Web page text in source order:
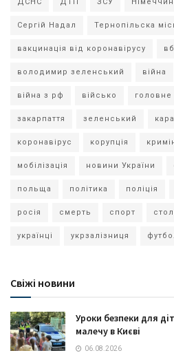
Сергій Надал Тернопільска
вакцинація від коронавірусу
володимир зеленський війна
війна з рф військо головне
закарпаття зеленський
коронавірус корупція
мобілізація новини України
польща політика поліція
росія смерть спорт
українці укрзалізниця
Свіжі новини
Уроки безпеки для
малечу в Києві
06.08.2026